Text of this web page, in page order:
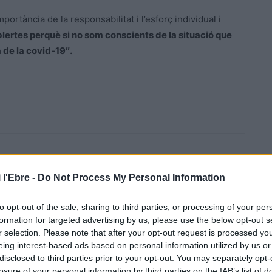
l'Ebre - Do Not Process My Personal Information
opt-out of the sale, sharing to third parties, or processing of your
for targeted advertising by us, please use the below opt-out
selection. Please note that after your opt-out request is processed
interest-based ads based on personal information utilized by us
to third parties prior to your opt-out. You may separately
de la responsabilitat i l’esforç individual i
perquè si no som conscients de la situació que
la covid-19″.
Article següent
El Govern permetrà saltar-se el confinament municipal
per assistir a mítings electorals